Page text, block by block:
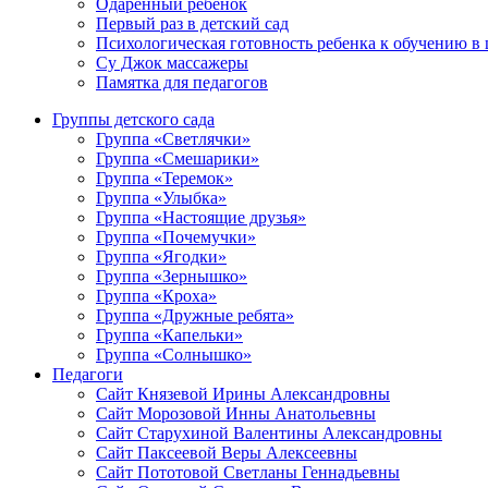
Одаренный ребенок
Первый раз в детский сад
Психологическая готовность ребенка к обучению в
Су Джок массажеры
Памятка для педагогов
Группы детского сада
Группа «Светлячки»
Группа «Смешарики»
Группа «Теремок»
Группа «Улыбка»
Группа «Настоящие друзья»
Группа «Почемучки»
Группа «Ягодки»
Группа «Зернышко»
Группа «Кроха»
Группа «Дружные ребята»
Группа «Капельки»
Группа «Солнышко»
Педагоги
Сайт Князевой Ирины Александровны
Сайт Морозовой Инны Анатольевны
Сайт Старухиной Валентины Александровны
Сайт Паксеевой Веры Алексеевны
Сайт Пототовой Светланы Геннадьевны